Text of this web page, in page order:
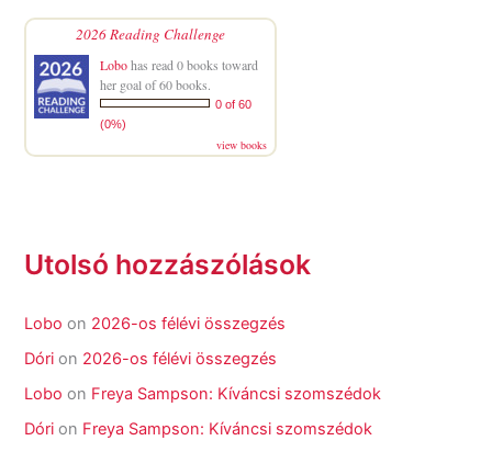
2026 Reading Challenge
Lobohas read 0 books toward
her goal of 60 books.
0 of 60
(0%)
view books
Utolsó hozzászólások
Lobo on 2026-os félévi összegzés
Dóri on 2026-os félévi összegzés
Lobo on Freya Sampson: Kíváncsi szomszédok
Dóri on Freya Sampson: Kíváncsi szomszédok